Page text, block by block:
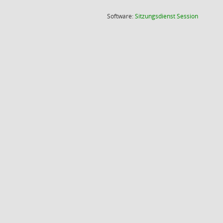
Software:SitzungsdienstSession(Wird in